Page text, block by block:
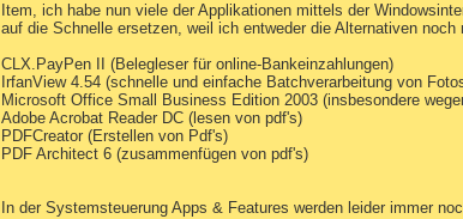
Item, ich habe nun viele der Applikationen mittels der
auf die Schnelle ersetzen, weil ich entweder die Alternativen
CLX.PayPen II (Belegleser für online-Bankeinzahlungen)
IrfanView 4.54 (schnelle und einfache Batchverarbeitung von
Microsoft Office Small Business Edition 2003 (insbesondere
Adobe Acrobat Reader DC (lesen von pdf's)
PDFCreator (Erstellen von Pdf's)
PDF Architect 6 (zusammenfügen von pdf's)
In der Systemsteuerung Apps & Features werden leider immer